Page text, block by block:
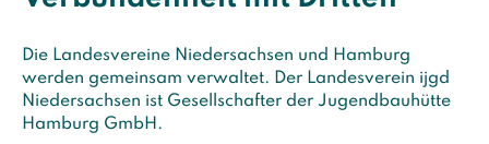
Die Landesvereine Niedersachsen und Hamburg
werden gemeinsam verwaltet. Der Landesverein ijgd
Niedersachsen ist Gesellschafter der Jugendbauhütte
Hamburg GmbH.